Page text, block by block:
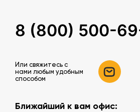
8 (800) 500-
Или свяжитесь c
нами любым удобным
способом
Ближайший к вам офис: